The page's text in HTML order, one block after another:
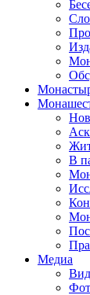
В
Медиа